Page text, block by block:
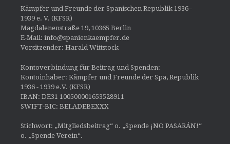
Kämpfer und Freunde der Spanischen Republik 1936–
1939 e. V. (KFSR)
Magdalenenstraße 19, 10365 Berlin
E-Mail: info@spanienkaempfer.de
Vorsitzender: Harald Wittstock
Kontoverbindung für Beitrag und Spenden:
Kontoinhaber: Kämpfer und Freunde der Spa, Republik
1936 - 1939 e.V. (KFSR)
IBAN: DE31 100500001653528911
SWIFT-BIC: BELADEBEXXX
Stichwort: „Mitgliedsbeitrag“ o. „Spende ¡NO PASARÁN!“
o. „Spende Verein“.